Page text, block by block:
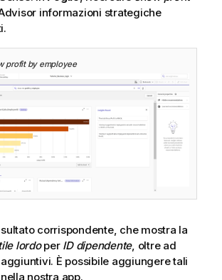
informazioni strategiche
profit by employee
corrispondente, che mostra la
lordoper ID dipendente, oltre ad
È possibile aggiungere tali
nostra app.